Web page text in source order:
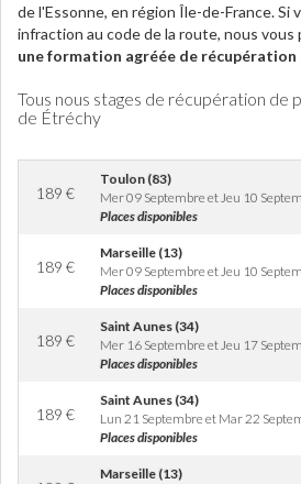
de l'Essonne, en région Île-de-France. Si
infraction au code de la route, nous vous
une formation agréée de récupération
Tous nous stages de récupération de
de Étréchy
189 €
Toulon (83)
Mer 09 Septembre et Jeu 10
Places disponibles
189 €
Marseille (13)
Mer 09 Septembre et Jeu 10
Places disponibles
189 €
Saint Aunes (34)
Mer 16 Septembre et Jeu 17
Places disponibles
189 €
Saint Aunes (34)
Lun 21 Septembre et Mar 22
Places disponibles
Marseille (13)